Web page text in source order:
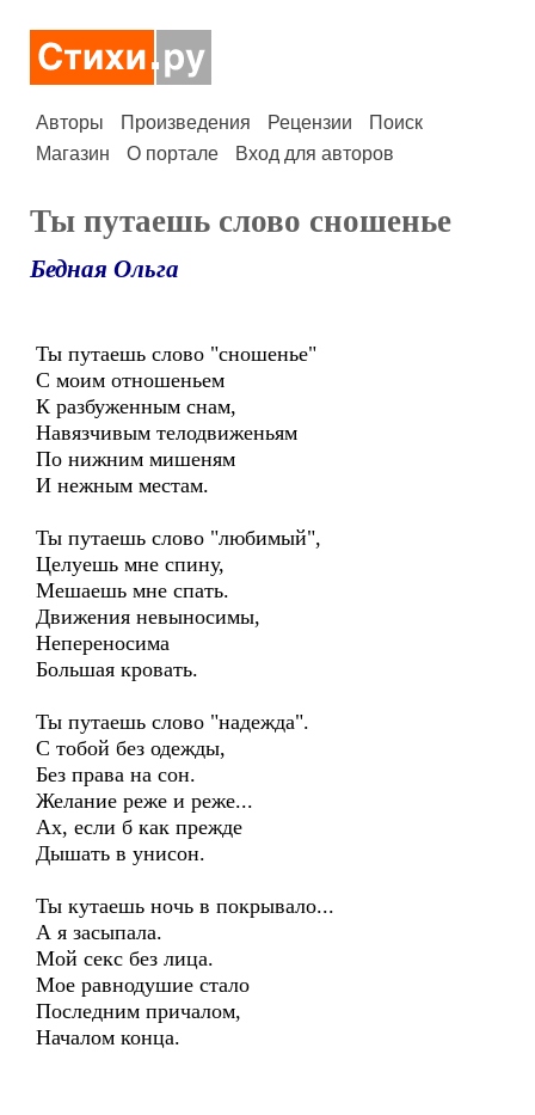
Авторы Произведения Рецензии
Поиск
Магазин
О портале Вход для авторов
Ты путаешь слово сношенье
Бедная Ольга
Ты путаешь слово "сношенье"
С моим отношеньем
К разбуженным снам,
Навязчивым телодвиженьям
По нижним мишеням
И нежным местам.
Ты путаешь слово "любимый",
Целуешь мне спину,
Мешаешь мне спать.
Движения невыносимы,
Непереносима
Большая кровать.
Ты путаешь слово "надежда".
С тобой без одежды,
Без права на сон.
Желание реже и реже...
Ах, если б как прежде
Дышать в унисон.
Ты кутаешь ночь в покрывало...
А я засыпала.
Мой секс без лица.
Мое равнодушие стало
Последним причалом,
Началом конца.